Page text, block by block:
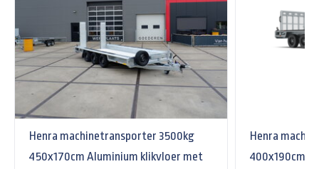
Henra machinetransporter 3500kg
450x170cm Aluminium klikvloer met
Henra
400x190cm